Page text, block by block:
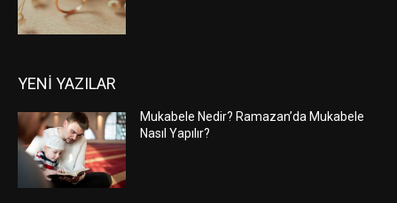
YENİ YAZILAR
Mukabele Nedir? Ramazan’da Mukabele
Nasıl Yapılır?